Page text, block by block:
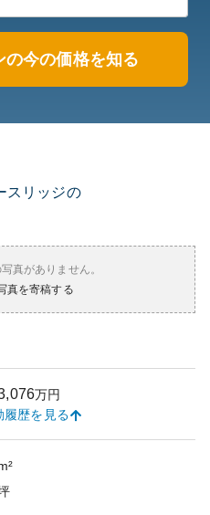
の今の価格を知る
スリッジの
真がありません。
真を寄稿する
万円
履歴を見る